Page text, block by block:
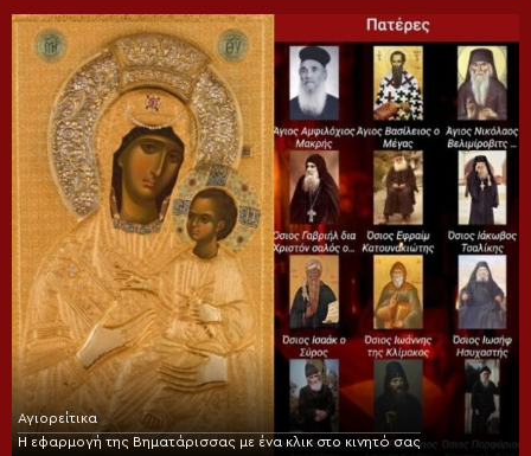
Αγιορείτικα
Η εφαρμογή της Βηματάρισσας με ένα κλικ στο κινητό σας